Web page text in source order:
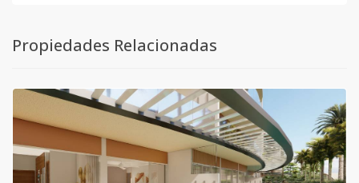
Propiedades Relacionadas